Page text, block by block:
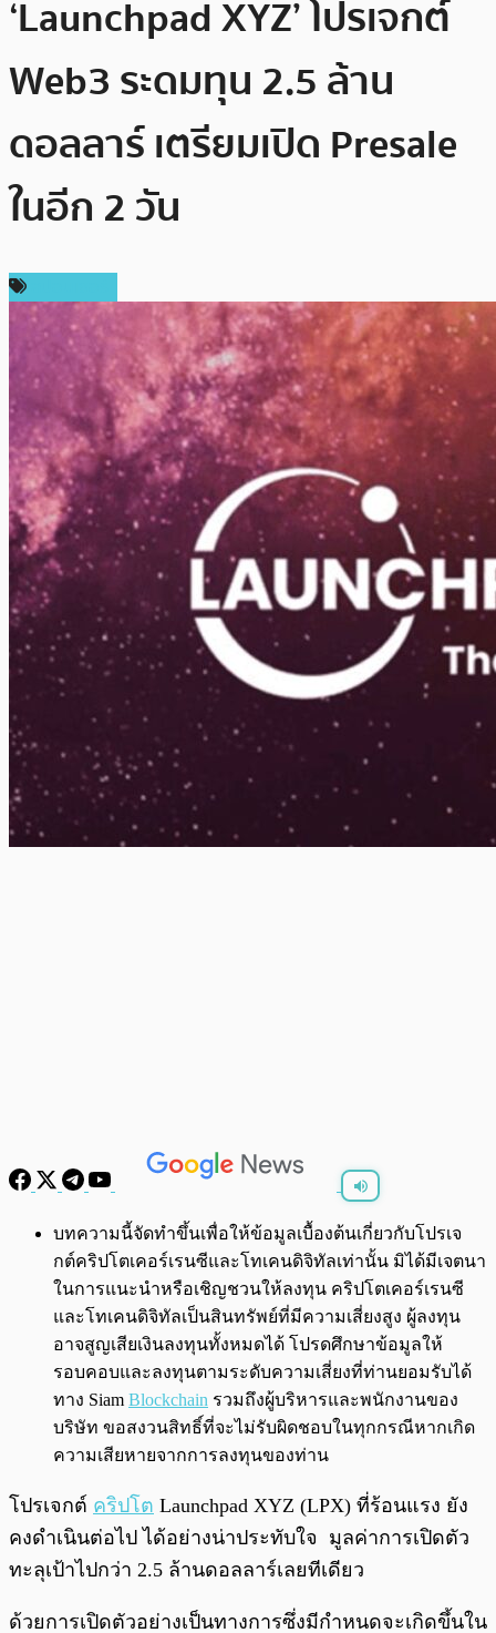
‘Launchpad XYZ’ โปรเจกต์
Web3 ระดมทุน 2.5 ล้าน
ดอลลาร์ เตรียมเปิด Presale
ในอีก 2 วัน
พร้อมเล่น 0:00/0:00
บทความนี้จัดทำขึ้นเพื่อให้ข้อมูลเบื้องต้นเกี่ยวกับโปรเจ
กต์คริปโตเคอร์เรนซีและโทเคนดิจิทัลเท่านั้น มิได้มีเจตนา
ในการแนะนำหรือเชิญชวนให้ลงทุน คริปโตเคอร์เรนซี
และโทเคนดิจิทัลเป็นสินทรัพย์ที่มีความเสี่ยงสูง ผู้ลงทุน
อาจสูญเสียเงินลงทุนทั้งหมดได้ โปรดศึกษาข้อมูลให้
รอบคอบและลงทุนตามระดับความเสี่ยงที่ท่านยอมรับได้
ทาง Siam Blockchain รวมถึงผู้บริหารและพนักงานของ
บริษัท ขอสงวนสิทธิ์ที่จะไม่รับผิดชอบในทุกกรณีหากเกิด
ความเสียหายจากการลงทุนของท่าน
โปรเจกต์ คริปโต Launchpad XYZ (LPX) ที่ร้อนแรง ยัง
คงดำเนินต่อไป ได้อย่างน่าประทับใจ มูลค่าการเปิดตัว
ทะลุเป้าไปกว่า 2.5 ล้านดอลลาร์เลยทีเดียว
ด้วยการเปิดตัวอย่างเป็นทางการซึ่งมีกำหนดจะเกิดขึ้นใน